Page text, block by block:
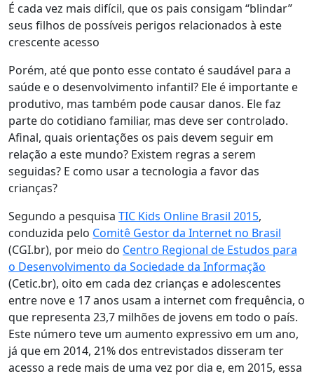
É cada vez mais difícil, que os pais consigam “blindar”
seus filhos de possíveis perigos relacionados à este
crescente acesso
Porém, até que ponto esse contato é saudável para a
saúde e o desenvolvimento infantil? Ele é importante e
produtivo, mas também pode causar danos. Ele faz
parte do cotidiano familiar, mas deve ser controlado.
Afinal, quais orientações os pais devem seguir em
relação a este mundo? Existem regras a serem
seguidas? E como usar a tecnologia a favor das
crianças?
Segundo a pesquisa TIC Kids Online Brasil 2015,
conduzida pelo Comitê Gestor da Internet no Brasil
(CGI.br), por meio do Centro Regional de Estudos para
o Desenvolvimento da Sociedade da Informação
(Cetic.br), oito em cada dez crianças e adolescentes
entre nove e 17 anos usam a internet com frequência, o
que representa 23,7 milhões de jovens em todo o país.
Este número teve um aumento expressivo em um ano,
já que em 2014, 21% dos entrevistados disseram ter
acesso a rede mais de uma vez por dia e, em 2015, essa